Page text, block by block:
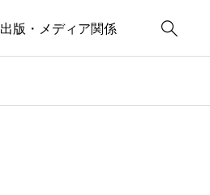
出版・メディア関係 